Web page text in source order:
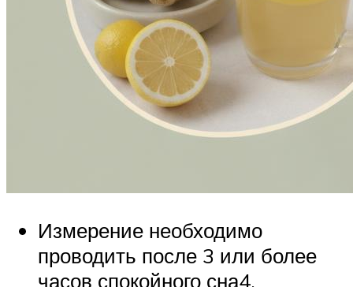
Измерение необходимо
проводить после 3 или более
часов спокойного сна4.